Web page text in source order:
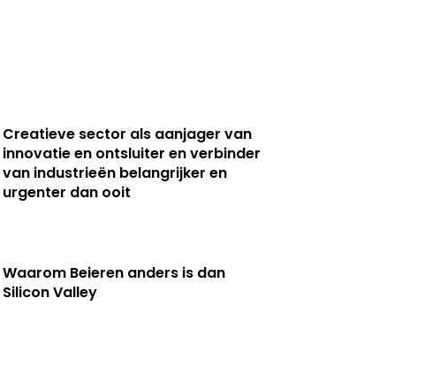
Creatieve sector als aanjager van
innovatie en ontsluiter en verbinder
van industrieën belangrijker en
urgenter dan ooit
Waarom Beieren anders is dan
Silicon Valley